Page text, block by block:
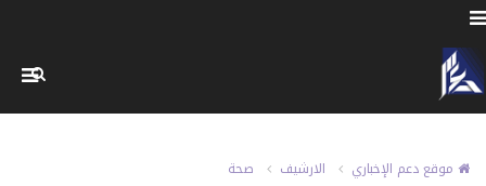
موقع دعم الإخباري الارشيف صحة